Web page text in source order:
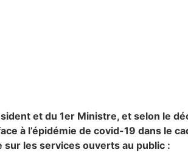
et du 1er Ministre, et selon le
à l’épidémie de covid-19 dans le
sur les services ouverts au public :